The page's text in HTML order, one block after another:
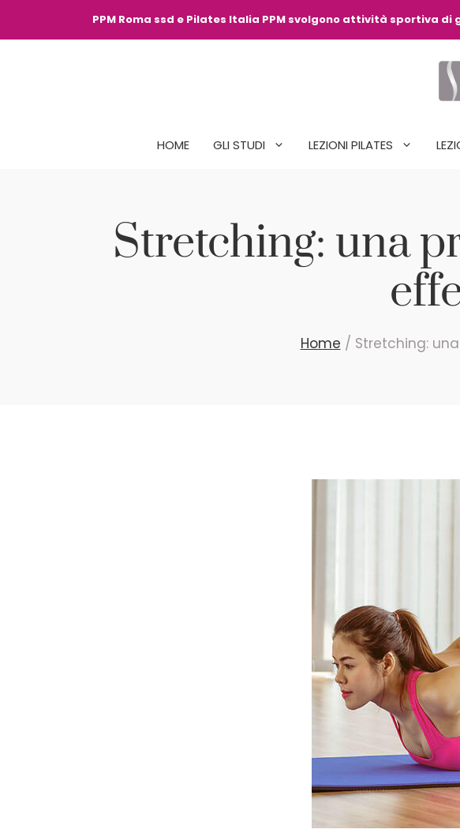
PPM Roma ssd e Pilates Italia PPM svolgono attività sportiva
HOME GLI STUDI LEZIONI PILATES
Stretching: una
Home / Stretching: